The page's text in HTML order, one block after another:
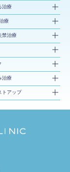
治療
療
禁治療
治療
トアップ